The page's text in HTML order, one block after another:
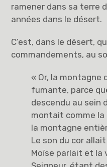
ramener dans sa terre
années dans le désert.
C’est, dans le désert,
commandements, au
« Or, la
fumante, parce
descendu au sein
montait comme la
la montagne
Le son du cor
Moïse parlait et la